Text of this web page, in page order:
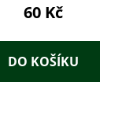
60 Kč
DO KOŠÍKU